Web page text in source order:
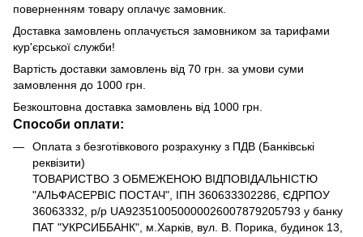
поверненням товару оплачує замовник.
Доставка замовлень оплачується замовником за тарифами
кур'єрської служби!
Вартість доставки замовлень від 70 грн. за умови суми
замовлення до 1000 грн.
Безкоштовна доставка замовлень від 1000 грн.
Способи оплати:
Оплата з безготівкового розрахунку з ПДВ (Банківські
реквізити)
ТОВАРИСТВО З ОБМЕЖЕНОЮ ВІДПОВІДАЛЬНІСТЮ
"АЛЬФАСЕРВІС ПОСТАЧ", ІПН 360633302286, ЄДРПОУ
36063332, р/р UA923510050000026007879205793 у банку
ПАТ "УКРСИББАНК", м.Харків, вул. В. Порика, будинок 13,